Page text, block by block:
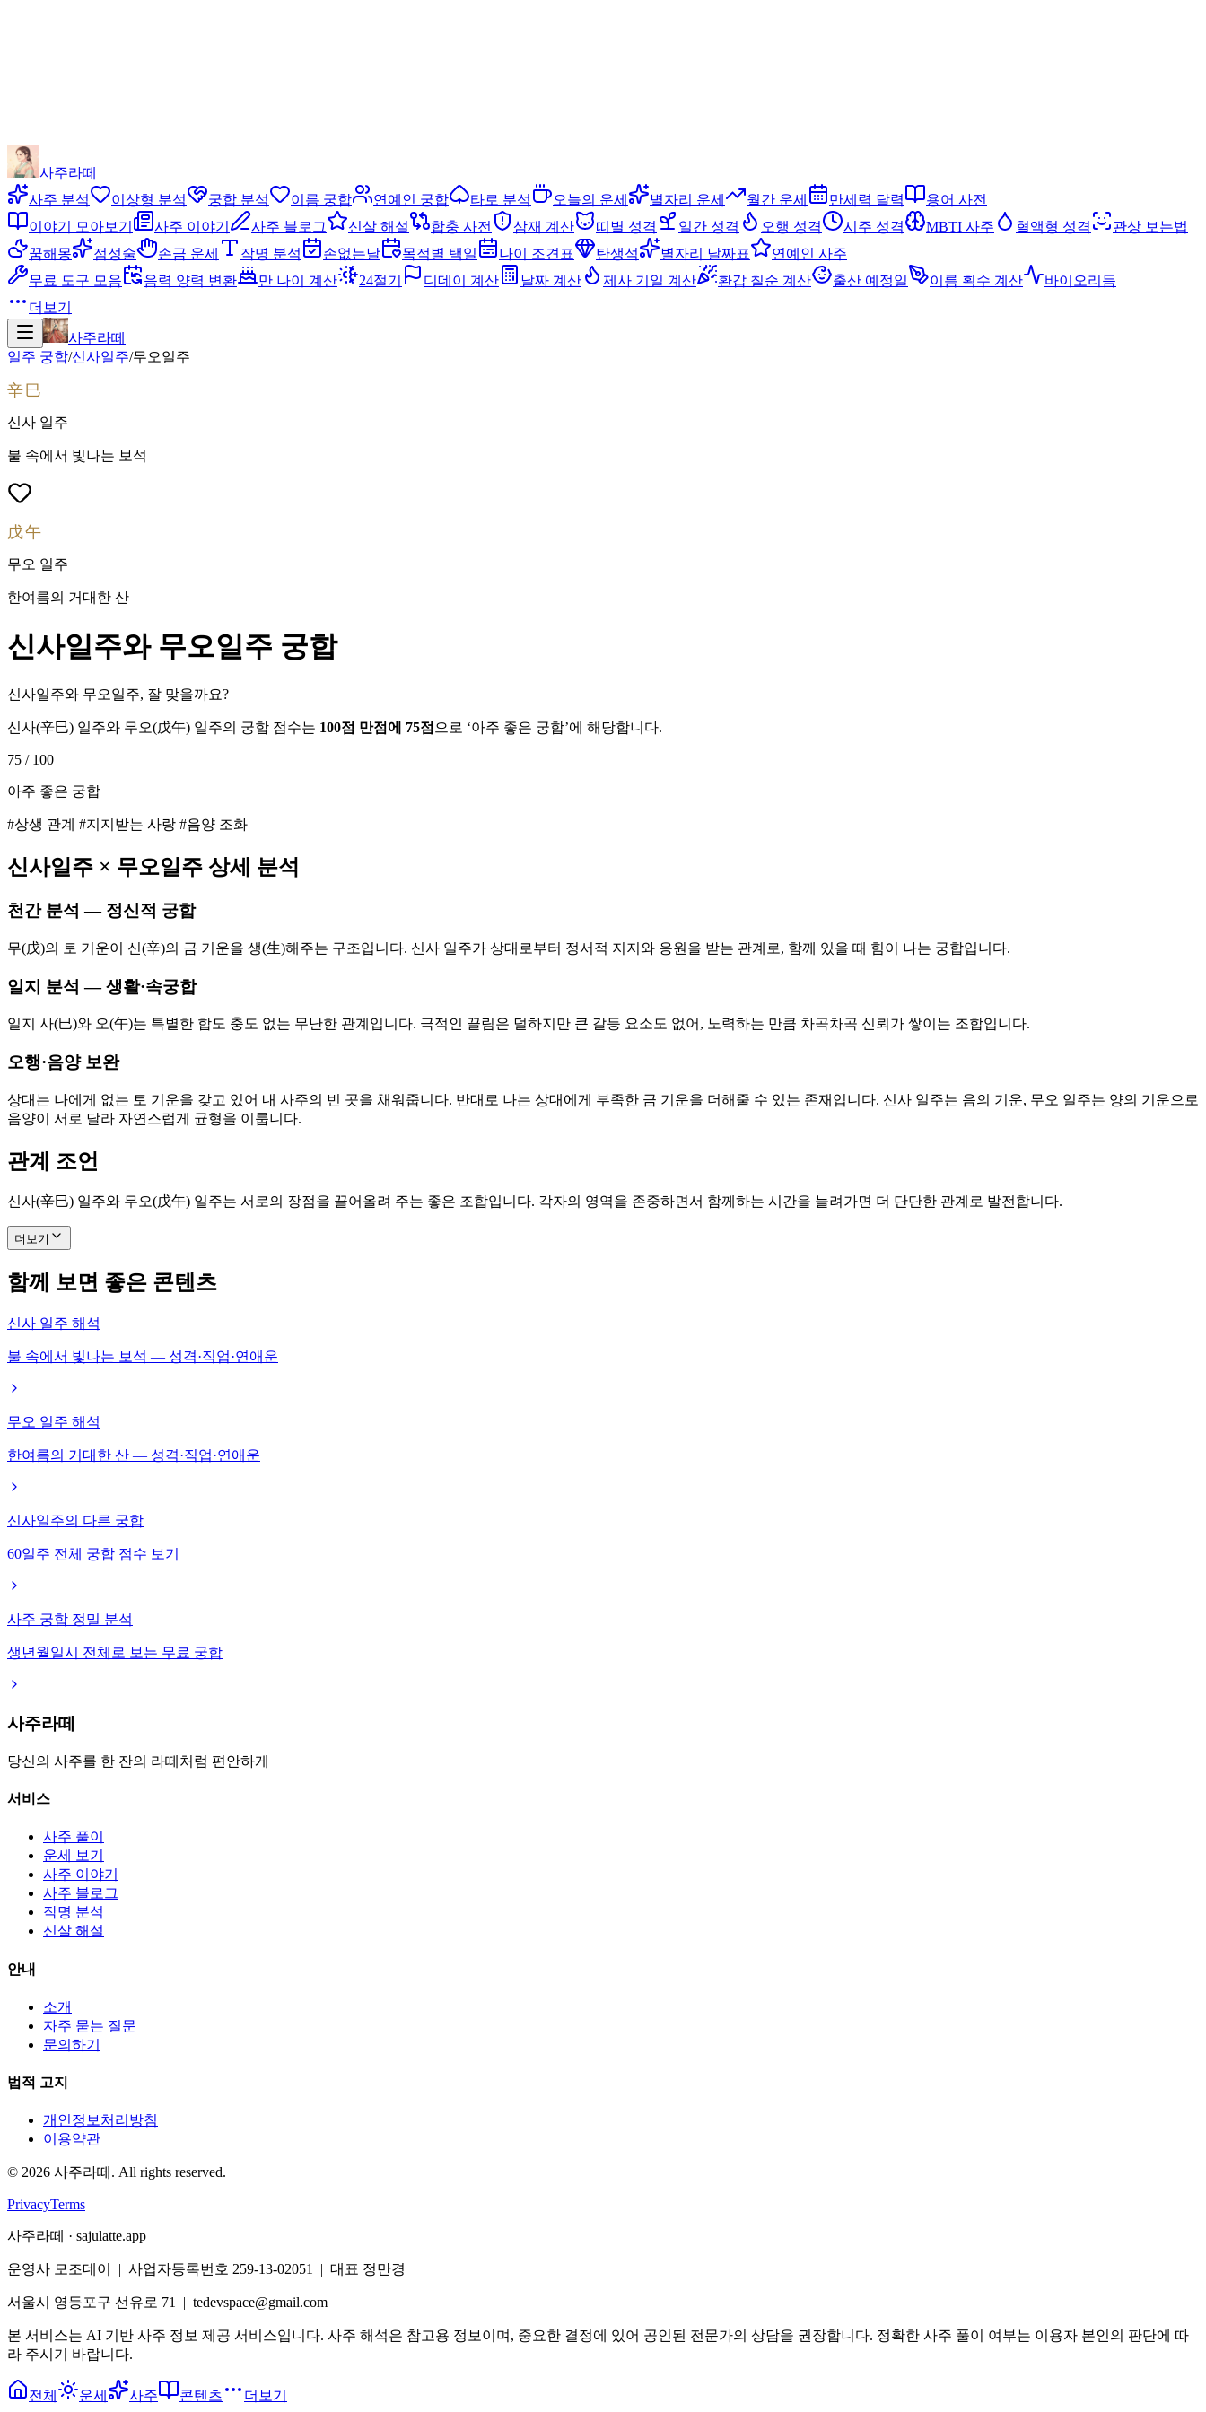
사주라떼
사주 분석
이상형 분석 궁합 분석 이름 궁합 연예인 궁합 타로 분석 오늘의 운세 별자리 운세 월간 운세 만세력 달력
용어 사전
이야기 모아보기
사주 이야기 사주 블로그 신살 해설 합충 사전 삼재 계산 띠별 성격 일간 성격 오행 성격 시주 성격 MBTI 사주 혈액형 성격
관상 보는법
꿈해몽
점성술 손금 운세 작명 분석 손없는날 목적별 택일 나이 조견표 탄생석 별자리 날짜표
연예인 사주
무료 도구 모음
음력 양력 변환 만 나이 계산 24절기 디데이 계산 날짜 계산 제사 기일 계산 환갑 칠순 계산 출산 예정일 이름 획수 계산
바이오리듬
더보기
사주라떼
일주 궁합/신사일주/무오일주
辛巳
신사 일주
불 속에서 빛나는 보석
戊午
무오 일주
한여름의 거대한 산
신사일주와 무오일주 궁합
신사일주와 무오일주, 잘 맞을까요?
신사(辛巳) 일주와 무오(戊午) 일주의 궁합 점수는 100점 만점에 75점 으로 ‘아주 좋은 궁합’에 해당합니다.
75 / 100
아주 좋은 궁합
#상생 관계 #지지받는 사랑 #음양 조화
신사일주 × 무오일주 상세 분석
천간 분석 — 정신적 궁합
무(戊)의 토 기운이 신(辛)의 금 기운을 생(生)해주는 구조입니다. 신사 일주가 상대로부터 정서적 지지와 응원을 받는 관계로, 함께 있을 때 힘이 나는 궁합입니다.
일지 분석 — 생활·속궁합
일지 사(巳)와 오(午)는 특별한 합도 충도 없는 무난한 관계입니다. 극적인 끌림은 덜하지만 큰 갈등 요소도 없어, 노력하는 만큼 차곡차곡 신뢰가 쌓이는 조합입니다.
오행·음양 보완
상대는 나에게 없는 토 기운을 갖고 있어 내 사주의 빈 곳을 채워줍니다. 반대로 나는 상대에게 부족한 금 기운을 더해줄 수 있는 존재입니다. 신사 일주는 음의 기운, 무오 일주는 양의 기운으로
음양이 서로 달라 자연스럽게 균형을 이룹니다.
관계 조언
신사(辛巳) 일주와 무오(戊午) 일주는 서로의 장점을 끌어올려 주는 좋은 조합입니다. 각자의 영역을 존중하면서 함께하는 시간을 늘려가면 더 단단한 관계로 발전합니다.
더보기
함께 보면 좋은 콘텐츠
신사 일주 해석
불 속에서 빛나는 보석 — 성격·직업·연애운
무오 일주 해석
한여름의 거대한 산 — 성격·직업·연애운
신사일주의 다른 궁합
60일주 전체 궁합 점수 보기
사주 궁합 정밀 분석
생년월일시 전체로 보는 무료 궁합
사주라떼
당신의 사주를 한 잔의 라떼처럼 편안하게
서비스
사주 풀이
운세 보기
사주 이야기
사주 블로그
작명 분석
신살 해설
안내
소개
자주 묻는 질문
문의하기
법적 고지
개인정보처리방침
이용약관
© 2026 사주라떼. All rights reserved.
PrivacyTerms
사주라떼 · sajulatte.app
운영사 모조데이 | 사업자등록번호 259-13-02051 | 대표 정만경
서울시 영등포구 선유로 71 | tedevspace@gmail.com
본 서비스는 AI 기반 사주 정보 제공 서비스입니다. 사주 해석은 참고용 정보이며, 중요한 결정에 있어 공인된 전문가의 상담을 권장합니다. 정확한 사주 풀이 여부는 이용자 본인의 판단에 따
라 주시기 바랍니다.
전체 운세 사주 콘텐츠 더보기